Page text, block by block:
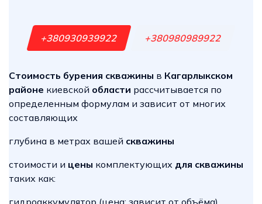
+380930939922 +380980989922
Стоимость бурения скважины в Кагарлыкском
районе киевской области рассчитывается по
определенным формулам и зависит от многих
составляющих
глубина в метрах вашей скважины
стоимости и цены комплектующих для скважины
таких как: